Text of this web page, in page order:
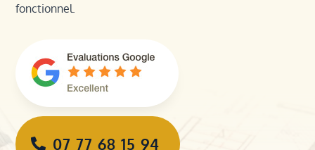
fonctionnel.
07 77 68 15 94